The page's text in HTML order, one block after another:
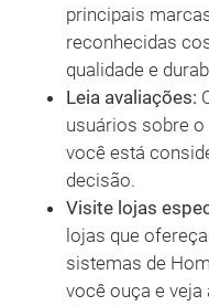
principais
reconhecidas
qualidade e
Leia avaliações:
usuários sobre
você está
decisão.
Visite lojas
lojas que
sistemas de
você ouça e veja